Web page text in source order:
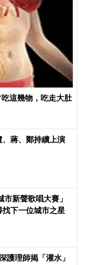
這幾物，吃走大肚
、蔣、鄭持續上演
市新聲歌唱大賽」
下一位城市之星
護理師揭「灌水」